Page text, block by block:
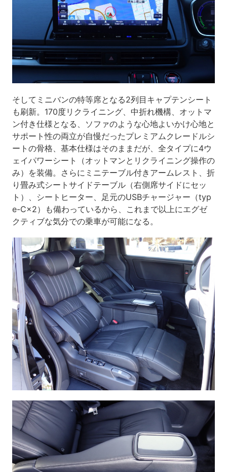
そしてミニバンの特等席となる2列目キャプテンシート
も刷新。170度リクライニング、中折れ機構、オットマ
ン付き仕様となる、ソファのような心地よいかけ心地と
サポート性の両立が自慢だったプレミアムクレードルシ
ートの骨格、基本仕様はそのままだが、全タイプに4ウ
ェイパワーシート（オットマンとリクライニング操作の
み）を装備。さらにミニテーブル付きアームレスト、折
り畳み式シートサイドテーブル（右側席サイドにセッ
ト）、シートヒーター、足元のUSBチャージャー（typ
e-C×2）も備わっているから、これまで以上にエグゼ
クティブな気分での乗車が可能になる。